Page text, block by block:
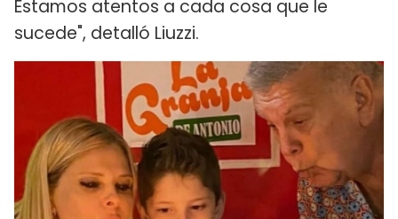
Estamos atentos a cada cosa que le
sucede", detalló Liuzzi.